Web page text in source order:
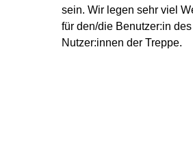
sein. Wir legen sehr viel
für den/die Benutzer:in
Nutzer:innen der Treppe.